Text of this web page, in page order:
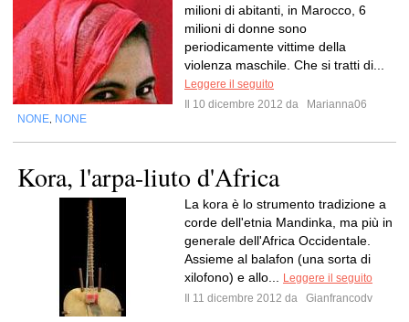
milioni di abitanti, in Marocco, 6
milioni di donne sono
periodicamente vittime della
violenza maschile. Che si tratti di...
Leggere il seguito
Il 10 dicembre 2012 da
Marianna06
NONE NONE
Kora, l'arpa-liuto d'Africa
La kora è lo strumento tradizione a
corde dell'etnia Mandinka, ma più in
generale dell'Africa Occidentale.
Assieme al balafon (una sorta di
xilofono) e allo...
Leggere il seguito
Il 11 dicembre 2012 da
Gianfrancodv